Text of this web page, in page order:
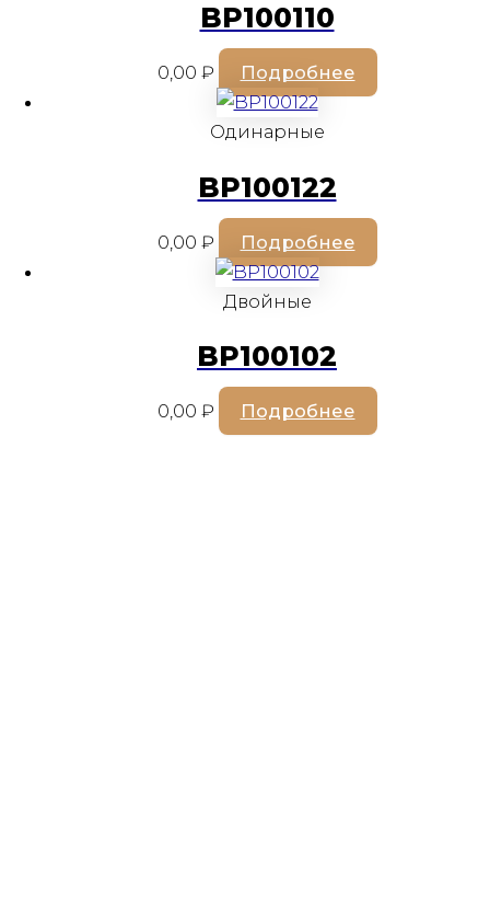
BP100110
0,00 ₽ Подробнее
Одинарные
BP100122
0,00 ₽ Подробнее
Двойные
BP100102
0,00 ₽ Подробнее